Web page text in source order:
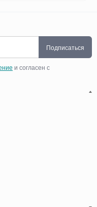
Подписаться
и согласен с